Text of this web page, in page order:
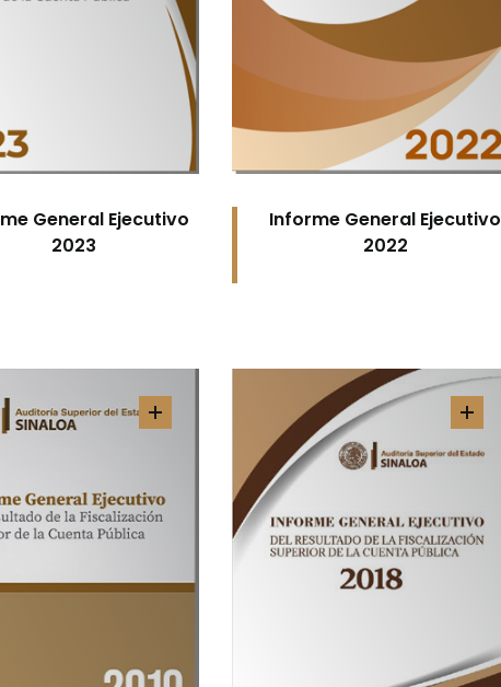
General Ejecutivo
2023
Informe General Ejecutivo
2022